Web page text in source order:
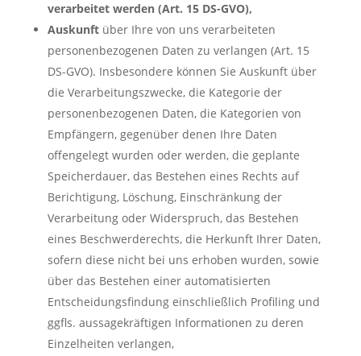
verarbeitet werden (Art. 15 DS-GVO),
Auskunftüber Ihre von uns verarbeiteten
personenbezogenen Daten zu verlangen (Art. 15
DS-GVO). Insbesondere können Sie Auskunft über
die Verarbeitungszwecke, die Kategorie der
personenbezogenen Daten, die Kategorien von
Empfängern, gegenüber denen Ihre Daten
offengelegt wurden oder werden, die geplante
Speicherdauer, das Bestehen eines Rechts auf
Berichtigung, Löschung, Einschränkung der
Verarbeitung oder Widerspruch, das Bestehen
eines Beschwerderechts, die Herkunft Ihrer Daten,
sofern diese nicht bei uns erhoben wurden, sowie
über das Bestehen einer automatisierten
Entscheidungsfindung einschließlich Profiling und
ggfls. aussagekräftigen Informationen zu deren
Einzelheiten verlangen,